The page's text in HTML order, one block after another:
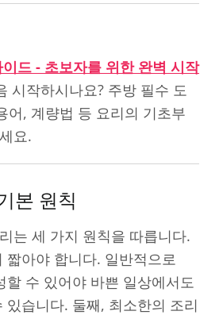
드 - 초보자를 위한 완벽 시작
시작하시나요? 주방 필수 도
어, 계량법 등 요리의 기초부
요.
본 원칙
는 세 가지 원칙을 따릅니다.
짧아야 합니다. 일반적으로
할 수 있어야 바쁜 일상에서도
있습니다. 둘째, 최소한의 조리